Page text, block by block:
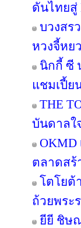
ดันไทยสู่
บวงสร
หวงจี้หย
นิกกี้ ซี
แชมเปี้ย
THE
บันดาลใ
OKMD
ตลาดสร้
โตโยต้
ถ้วยพระ
ยียี ชิษณุ